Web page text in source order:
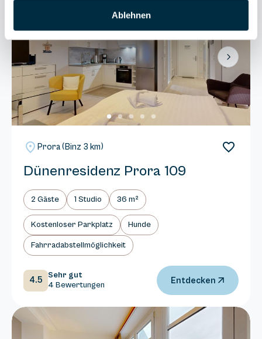
Ablehnen
Next
Prora (Binz 3 km)
Dünenresidenz Prora 109
2 Gäste 1 Studio 36 m²
Kostenloser Parkplatz Hunde
Fahrradabstellmöglichkeit
4.5
Sehr gut
4 Bewertungen
Entdecken